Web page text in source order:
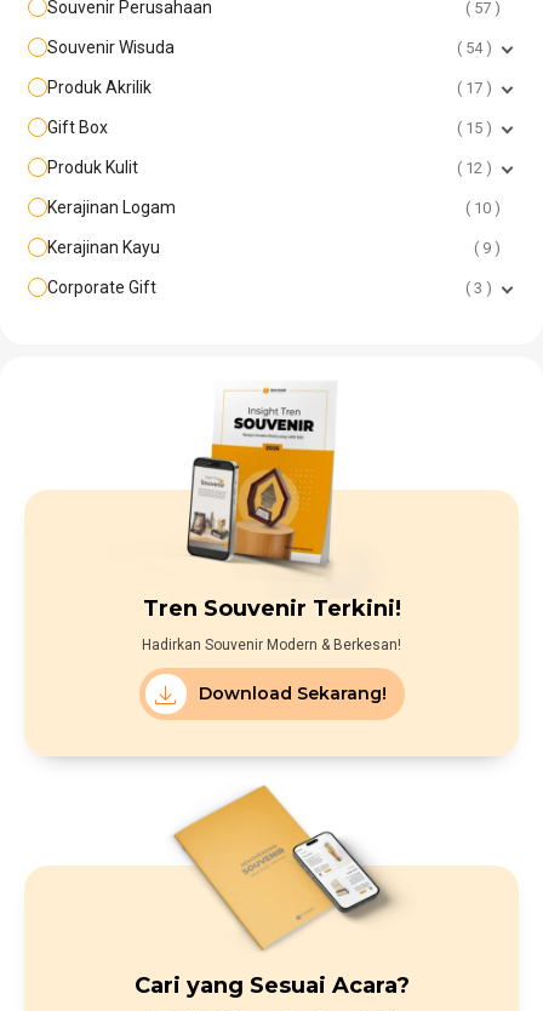
Souvenir Perusahaan 57
Souvenir Wisuda 54
Produk Akrilik 17
Gift Box 15
Produk Kulit 12
Kerajinan Logam 10
Kerajinan Kayu 9
Corporate Gift 3
Tren Souvenir Terkini!
Hadirkan Souvenir Modern & Berkesan!
Download Sekarang!
Cari yang Sesuai Acara?